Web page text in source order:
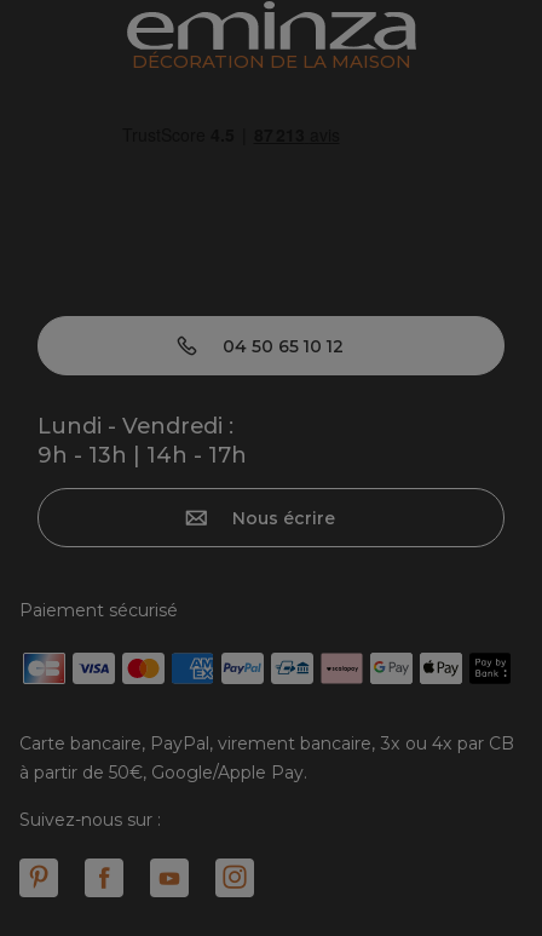
DÉCORATION DE LA MAISON
04 50 65 10 12
Lundi - Vendredi :
9h - 13h | 14h - 17h
Nous écrire
Paiement sécurisé
Carte bancaire, PayPal, virement bancaire, 3x ou 4x par CB
à partir de 50€, Google/Apple Pay.
Suivez-nous sur :